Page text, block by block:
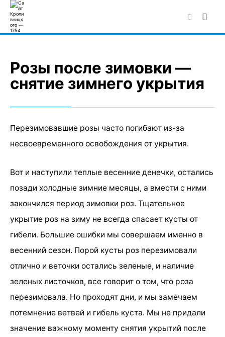
Skip
to
content
Розы после зимовки —
снятие зимнего укрытия
Перезимовавшие розы часто погибают из-за
несвоевременного освобождения от укрытия.
Вот и наступили теплые весенние денечки, остались
позади холодные зимние месяцы, а вмести с ними
закончился период зимовки роз. Тщательное
укрытие роз на зиму не всегда спасает кусты от
гибели. Большие ошибки мы совершаем именно в
весенний сезон. Порой кусты роз перезимовали
отлично и веточки остались зеленые, и наличие
зеленых листочков, все говорит о том, что роза
перезимовала. Но проходят дни, и мы замечаем
потемнение ветвей и гибель куста. Мы не придали
значение важному моменту снятия укрытий после